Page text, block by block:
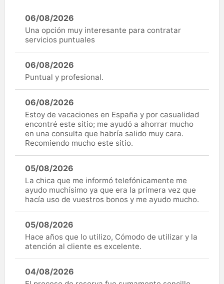
06/08/2026
Una opción muy interesante para contratar
servicios puntuales
06/08/2026
Puntual y profesional.
06/08/2026
Estoy de vacaciones en España y por casualidad
encontré este sitio; me ayudó a ahorrar mucho
en una consulta que habría salido muy cara.
Recomiendo mucho este sitio.
05/08/2026
La chica que me informó telefónicamente me
ayudo muchísimo ya que era la primera vez que
hacía uso de vuestros bonos y me ayudo mucho.
05/08/2026
Hace años que lo utilizo, Cómodo de utilizar y la
atención al cliente es excelente.
04/08/2026